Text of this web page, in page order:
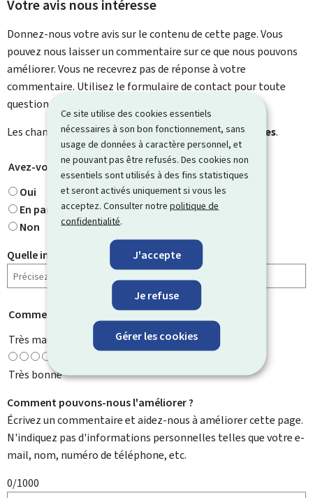
Ce site utilise des cookies essentiels
nécessaires à son bon fonctionnement, sans
usage de données à caractère personnel, et
ne pouvant pas être refusés. Des cookies non
essentiels sont utilisés à des fins statistiques
et seront activés uniquement si vous les
acceptez. Consulter notrepolitique de
confidentialité.
J'accepte
Je refuse
Gérer les cookies
Votre avis nous intéresse
Donnez-nous votre avis sur le contenu de cette page. Vous
pouvez nous laisser un commentaire sur ce que nous pouvons
améliorer. Vous ne recevrez pas de réponse à votre
commentaire. Utilisez le formulaire de contact pour toute
question particulière.
Les champs marqués d’une étoile ( * ) sontobligatoires.
Avez-vous trouvé ce que vous cherchiez ? *
Oui
En partie
Non
Quelle information cherchiez-vous ?
Comment évaluez-vous cette page ? *
Très mauvaise
Très bonne
Comment pouvons-nous l'améliorer ?
Écrivez un commentaire et aidez-nous à améliorer cette page.
N'indiquez pas d'informations personnelles telles que votre e-
mail, nom, numéro de téléphone, etc.
0/1000